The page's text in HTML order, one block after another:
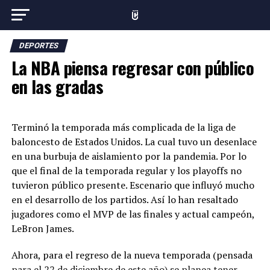
DEPORTES
La NBA piensa regresar con público
en las gradas
Terminó la temporada más complicada de la liga de
baloncesto de Estados Unidos. La cual tuvo un desenlace
en una burbuja de aislamiento por la pandemia. Por lo
que el final de la temporada regular y los playoffs no
tuvieron público presente. Escenario que influyó mucho
en el desarrollo de los partidos. Así lo han resaltado
jugadores como el MVP de las finales y actual campeón,
LeBron James.
Ahora, para el regreso de la nueva temporada (pensada